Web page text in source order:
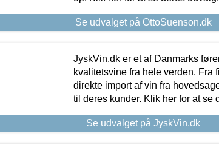
Se udvalget på OttoSuenson.dk
JyskVin.dk er et af Danmarks
kvalitetsvine fra hele verden. Fra
direkte import af vin fra
til deres kunder. Klik her for at se
Se udvalget på JyskVin.dk